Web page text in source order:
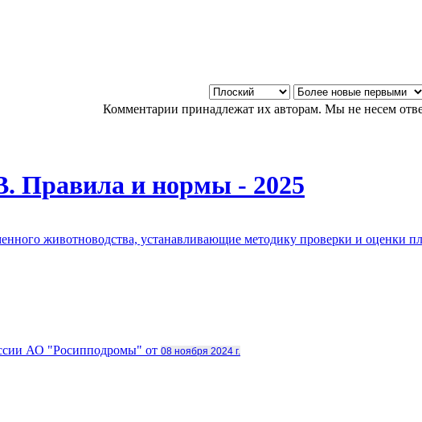
Комментарии принадлежат их авторам. Мы не несем
Правила и нормы - 2025
животноводства, устанавливающие методику проверки и оценки
АО "Росипподромы" от 08 ноября 2024 г.